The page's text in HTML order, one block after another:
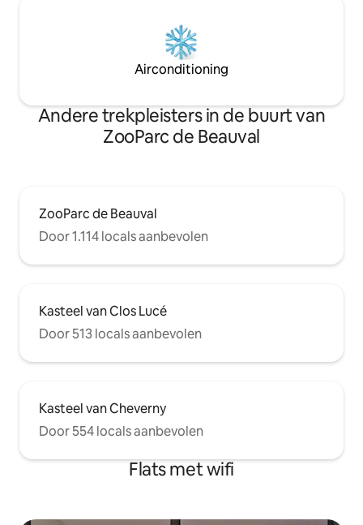
Airconditioning
Andere trekpleisters in de buurt van
ZooParc de Beauval
ZooParc de Beauval
Door 1.114 locals aanbevolen
Kasteel van Clos Lucé
Door 513 locals aanbevolen
Kasteel van Cheverny
Door 554 locals aanbevolen
Flats met wifi